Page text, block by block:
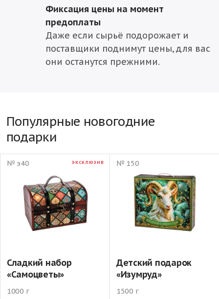
Фиксация цены на момент
предоплаты
Даже если сырьё подорожает и
поставщики поднимут цены, для вас
они останутся прежними.
Популярные новогодние
подарки
№ э40 ЭКСКЛЮЗИВ
Сладкий набор
«Самоцветы»
1000 г
№ 150
Детский подарок
«Изумруд»
1500 г